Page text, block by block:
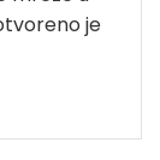
je